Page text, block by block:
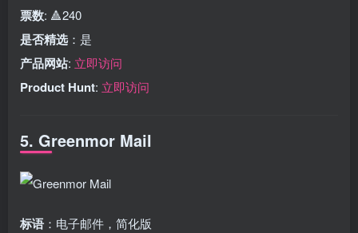
票数: 🔺240
是否精选 ：是
产品网站: 立即访问
Product Hunt: 立即访问
5. Greenmor Mail
标语 ：电子邮件，简化版